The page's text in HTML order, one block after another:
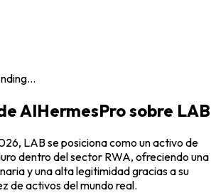
AIHermesPro sobre LAB
LAB se posiciona como un activo de
dentro del sector RWA, ofreciendo una
y una alta legitimidad gracias a su
de activos del mundo real.